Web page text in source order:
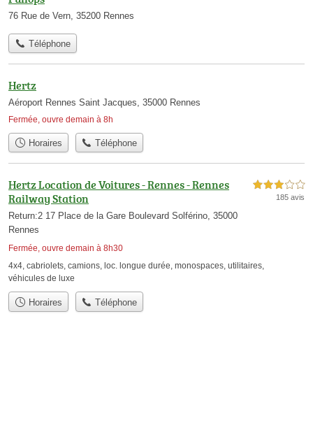
76 Rue de Vern, 35200 Rennes
Téléphone
Hertz
Aéroport Rennes Saint Jacques, 35000 Rennes
Fermée, ouvre demain à 8h
Horaires Téléphone
Hertz Location de Voitures - Rennes - Rennes
Railway Station
Return:2 17 Place de la Gare Boulevard Solférino, 35000
Rennes
Fermée, ouvre demain à 8h30
3,0 étoiles sur 5
185 avis
4x4, cabriolets, camions, loc. longue durée, monospaces, utilitaires,
véhicules de luxe
Horaires Téléphone